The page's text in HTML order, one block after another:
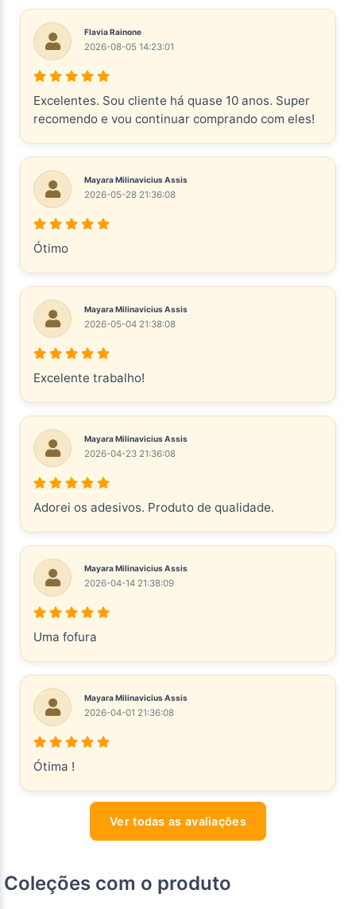
Flavia Rainone
2026-08-05 14:23:01
Excelentes. Sou cliente há quase 10 anos. Super
recomendo e vou continuar comprando com eles!
Mayara Milinavicius Assis
2026-05-28 21:36:08
Ótimo
Mayara Milinavicius Assis
2026-05-04 21:38:08
Excelente trabalho!
Mayara Milinavicius Assis
2026-04-23 21:36:08
Adorei os adesivos. Produto de qualidade.
Mayara Milinavicius Assis
2026-04-14 21:38:09
Uma fofura
Mayara Milinavicius Assis
2026-04-01 21:36:08
Ótima !
Ver todas as avaliações
Coleções com o produto